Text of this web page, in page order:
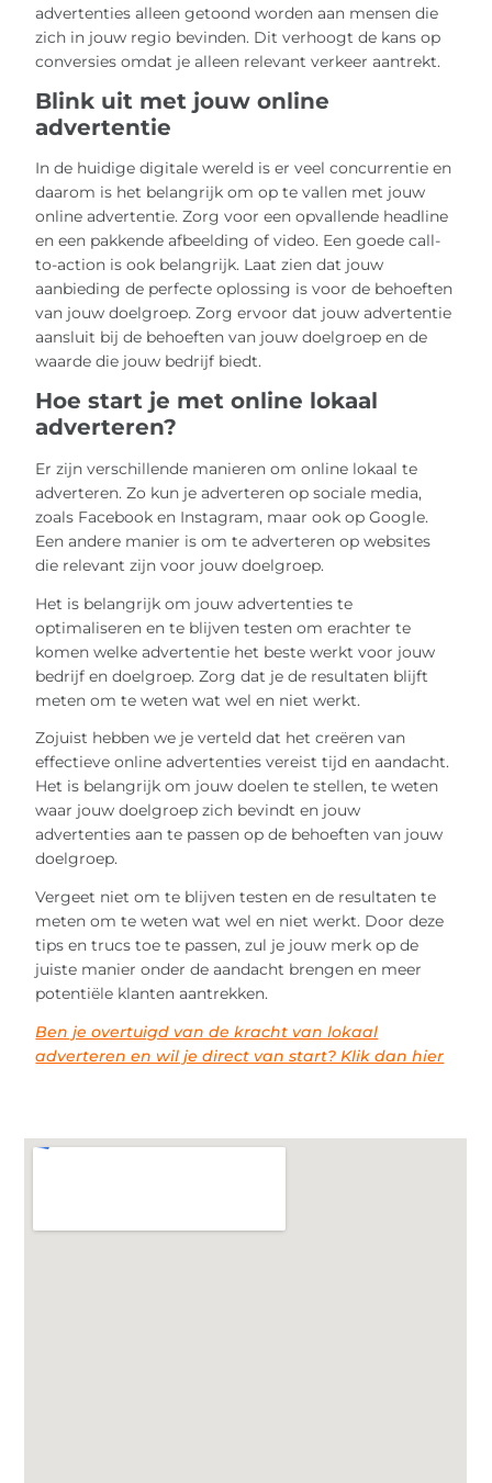
advertenties alleen getoond worden aan mensen die
zich in jouw regio bevinden. Dit verhoogt de kans op
conversies omdat je alleen relevant verkeer aantrekt.
Blink uit met jouw online
advertentie
In de huidige digitale wereld is er veel concurrentie en
daarom is het belangrijk om op te vallen met jouw
online advertentie. Zorg voor een opvallende headline
en een pakkende afbeelding of video. Een goede call-
to-action is ook belangrijk. Laat zien dat jouw
aanbieding de perfecte oplossing is voor de behoeften
van jouw doelgroep. Zorg ervoor dat jouw advertentie
aansluit bij de behoeften van jouw doelgroep en de
waarde die jouw bedrijf biedt.
Hoe start je met online lokaal
adverteren?
Er zijn verschillende manieren om online lokaal te
adverteren. Zo kun je adverteren op sociale media,
zoals Facebook en Instagram, maar ook op Google.
Een andere manier is om te adverteren op websites
die relevant zijn voor jouw doelgroep.
Het is belangrijk om jouw advertenties te
optimaliseren en te blijven testen om erachter te
komen welke advertentie het beste werkt voor jouw
bedrijf en doelgroep. Zorg dat je de resultaten blijft
meten om te weten wat wel en niet werkt.
Zojuist hebben we je verteld dat het creëren van
effectieve online advertenties vereist tijd en aandacht.
Het is belangrijk om jouw doelen te stellen, te weten
waar jouw doelgroep zich bevindt en jouw
advertenties aan te passen op de behoeften van jouw
doelgroep.
Vergeet niet om te blijven testen en de resultaten te
meten om te weten wat wel en niet werkt. Door deze
tips en trucs toe te passen, zul je jouw merk op de
juiste manier onder de aandacht brengen en meer
potentiële klanten aantrekken.
Ben je overtuigd van de kracht van lokaal
adverteren en wil je direct van start? Klik dan hier